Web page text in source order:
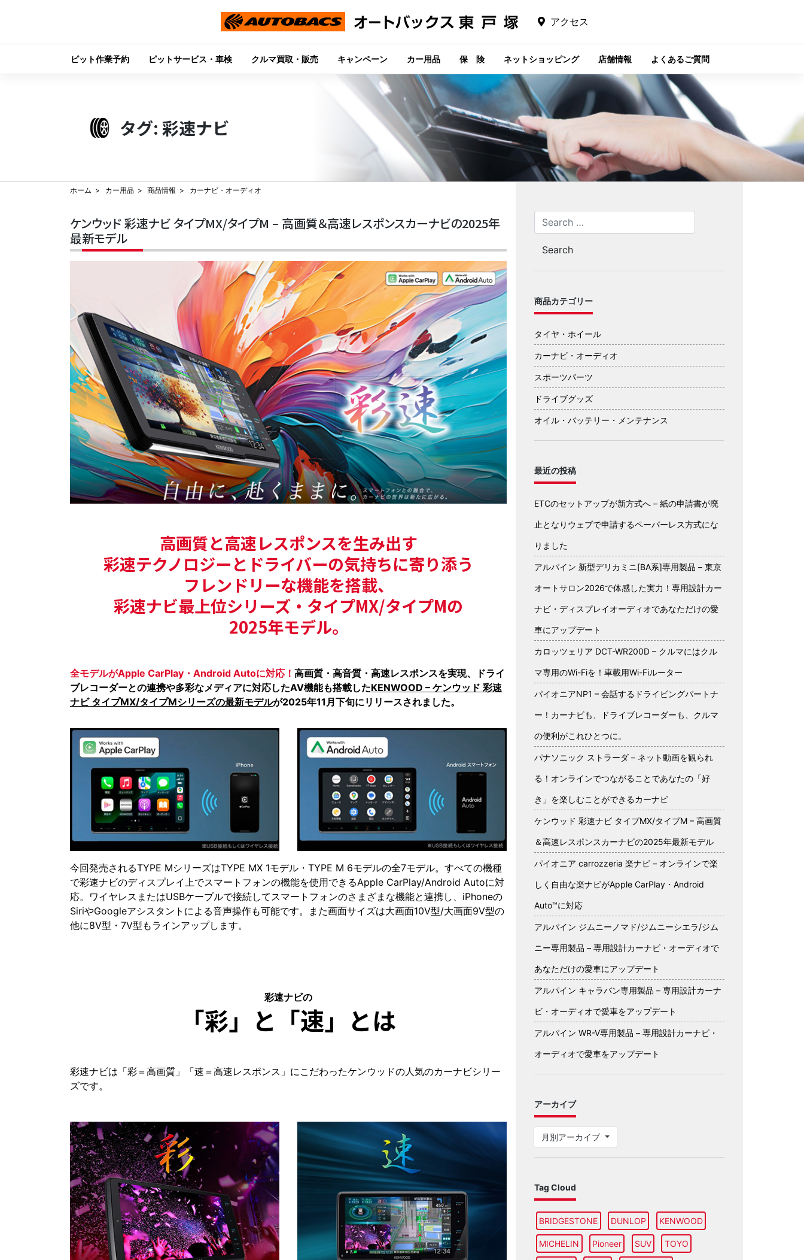
アクセス
ピット作業予約 ピットサービス・車検 クルマ買取・販売 キャンペーン カー用品 保 険 ネットショッピング 店舗情報 よくあるご質問
タグ: 彩速ナビ
ホーム カー用品 商品情報 カーナビ・オーディオ
ケンウッド 彩速ナビ タイプMX/タイプM – 高画質＆高速レスポンスカーナビの2025年
最新モデル
高画質と高速レスポンスを生み出す
彩速テクノロジーとドライバーの気持ちに寄り添う
フレンドリーな機能を搭載、
彩速ナビ最上位シリーズ・タイプMX/タイプMの
2025年モデル。
全モデルがApple CarPlay・Android Autoに対応！ 高画質・高音質・高速レスポンスを実現、ドライ
ブレコーダーとの連携や多彩なメディアに対応したAV機能も搭載したKENWOOD – ケンウッド 彩速
ナビ タイプMX/タイプMシリーズの最新モデルが2025年11月下旬にリリースされました。
今回発売されるTYPE MシリーズはTYPE MX 1モデル・TYPE M 6モデルの全7モデル。すべての機種
で彩速ナビのディスプレイ上でスマートフォンの機能を使用できるApple CarPlay/Android Autoに対
応。ワイヤレスまたはUSBケーブルで接続してスマートフォンのさまざまな機能と連携し、iPhoneの
SiriやGoogleアシスタントによる音声操作も可能です。また画面サイズは大画面10V型/大画面9V型の
他に8V型・7V型もラインアップします。
彩速ナビの
「彩」と「速」 とは
彩速ナビは「彩＝高画質」「速＝高速レスポンス」にこだわったケンウッドの人気のカーナビシリー
ズです。
商品カテゴリー
タイヤ・ホイール
カーナビ・オーディオ
スポーツパーツ
ドライブグッズ
オイル・バッテリー・メンテナンス
最近の投稿
ETCのセットアップが新方式へ – 紙の申請書が廃
止となりウェブで申請するペーパーレス方式にな
りました
アルパイン 新型デリカミニ[BA系]専用製品 – 東京
オートサロン2026で体感した実力！専用設計カー
ナビ・ディスプレイオーディオであなただけの愛
車にアップデート
カロッツェリア DCT-WR200D – クルマにはクル
マ専用のWi-Fiを！車載用Wi-Fiルーター
パイオニアNP1 – 会話するドライビングパートナ
ー！カーナビも、ドライブレコーダーも、クルマ
の便利がこれひとつに。
パナソニック ストラーダ – ネット動画を観られ
る！オンラインでつながることであなたの「好
き」を楽しむことができるカーナビ
ケンウッド 彩速ナビ タイプMX/タイプM – 高画質
＆高速レスポンスカーナビの2025年最新モデル
パイオニア carrozzeria 楽ナビ – オンラインで楽
しく自由な楽ナビがApple CarPlay・Android
Auto™に対応
アルパイン ジムニーノマド/ジムニーシエラ/ジム
ニー専用製品 – 専用設計カーナビ・オーディオで
あなただけの愛車にアップデート
アルパイン キャラバン専用製品 – 専用設計カーナ
ビ・オーディオで愛車をアップデート
アルパイン WR-V専用製品 – 専用設計カーナビ・
オーディオで愛車をアップデート
アーカイブ
月別アーカイブ
Tag Cloud
BRIDGESTONE DUNLOP KENWOOD
MICHELIN Pioneer SUV TOYO